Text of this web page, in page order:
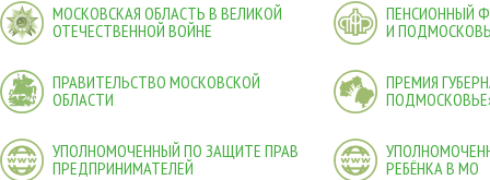
МОСКОВСКАЯ ОБЛАСТЬ В ВЕЛИКОЙ
ОТЕЧЕСТВЕННОЙ ВОЙНЕ
ПЕНСИОННЫЙ
И
ПРАВИТЕЛЬСТВО МОСКОВСКОЙ
ОБЛАСТИ
ПРЕМИЯ
УПОЛНОМОЧЕННЫЙ ПО ЗАЩИТЕ ПРАВ
ПРЕДПРИНИМАТЕЛЕЙ
РЕБЁНКА В МО